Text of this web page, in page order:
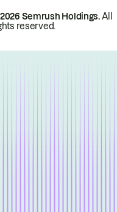
Semrush Holdings.All
reserved.